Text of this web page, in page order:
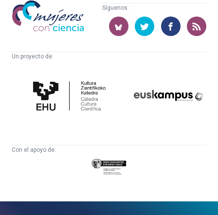
Mujeres
con
ciencia
Síguenos:
Un proyecto de:
Cultura
Científica
Con el apoyo de:
Eusko
Jaurlaritza